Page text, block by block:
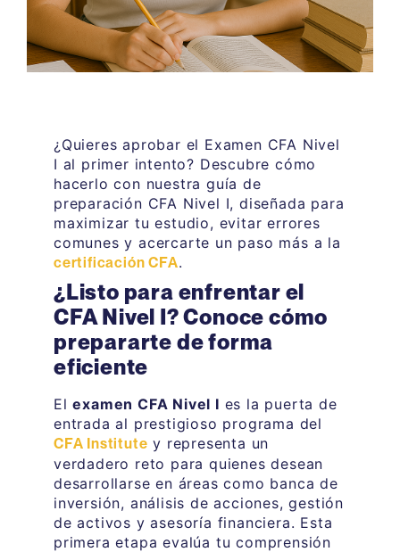
¿Quieres aprobar el Examen CFA Nivel
I al primer intento? Descubre cómo
hacerlo con nuestra guía de
preparación CFA Nivel I, diseñada para
maximizar tu estudio, evitar errores
comunes y acercarte un paso más a la
certificación CFA.
¿Listo para enfrentar el
CFA Nivel I? Conoce cómo
prepararte de forma
eficiente
Elexamen CFA Nivel I es la puerta de
entrada al prestigioso programa del
CFA Institute y representa un
verdadero reto para quienes desean
desarrollarse en áreas como banca de
inversión, análisis de acciones, gestión
de activos y asesoría financiera. Esta
primera etapa evalúa tu comprensión